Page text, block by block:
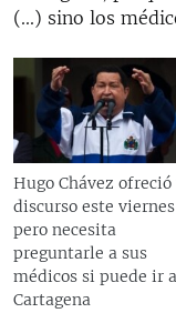
(...) sino los
Hugo Chávez ofreció
discurso este viernes
pero necesita
preguntarle a sus
médicos si puede ir a
Cartagena